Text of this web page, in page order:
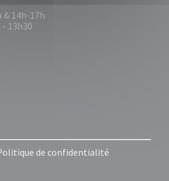
& 14h-17h
- 13h30
de confidentialité